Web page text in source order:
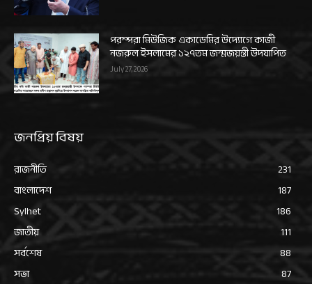
পরম্পরা মিউজিক একাডেমির উদ্যোগে কাজী
নজরুল ইসলামের ১২৭তম জন্মজয়ন্তী উদযাপিত
July 27, 2026
জনপ্রিয় বিষয়
রাজনীতি
231
বাংলাদেশ
187
Sylhet
186
জাতীয়
111
সর্বশেষ
88
সভা
87